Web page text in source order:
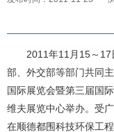
2011年11月15～
部、外交部等部门共同
国际展览会暨第三届国
维夫展览中心举办。受
在顺德都围科技环保工